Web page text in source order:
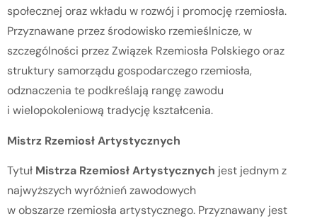
społecznej oraz wkładu w rozwój i promocję rzemiosła.
Przyznawane przez środowisko rzemieślnicze, w
szczególności przez Związek Rzemiosła Polskiego oraz
struktury samorządu gospodarczego rzemiosła,
odznaczenia te podkreślają rangę zawodu
i wielopokoleniową tradycję kształcenia.
Mistrz Rzemiosł Artystycznych
Tytuł Mistrza Rzemiosł Artystycznych jest jednym z
najwyższych wyróżnień zawodowych
w obszarze rzemiosła artystycznego. Przyznawany jest